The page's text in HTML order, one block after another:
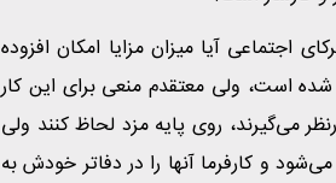
اجتماعی آیا میزان مزایا امکان افزوده
شده است، ولی معتقدم منعی برای این کار
می‌گیرند، روی پایه مزد لحاظ کنند ولی
و کارفرما آنها را در دفاتر خودش به